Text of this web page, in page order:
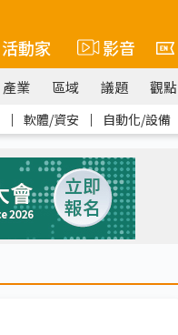
活動家 影音
產業 區域 議題 觀點
｜ 軟體/資安 ｜ 自動化/設備